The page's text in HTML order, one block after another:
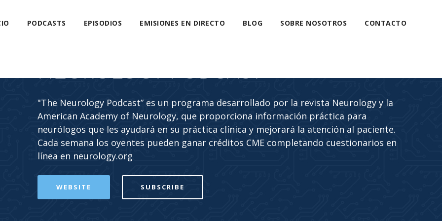
PODCASTS EPISODIOS EMISIONES EN DIRECTO BLOG SOBRE NOSOTROS CONTACTO
NEUROLOGY PODCAST
"The Neurology Podcast” es un programa desarrollado por la revista Neurology y la
American Academy of Neurology, que proporciona información práctica para
neurólogos que les ayudará en su práctica clínica y mejorará la atención al paciente.
Cada semana los oyentes pueden ganar créditos CME completando cuestionarios en
línea en neurology.org
WEBSITE SUBSCRIBE